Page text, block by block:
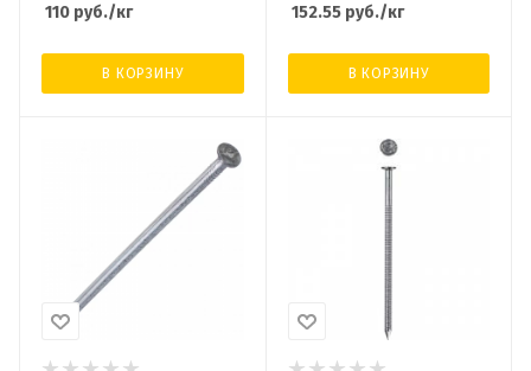
110 руб./кг
В КОРЗИНУ
152.55руб./кг
В КОРЗИНУ